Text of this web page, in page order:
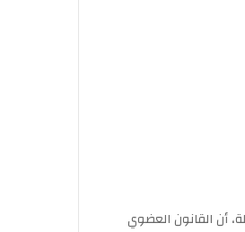
أن القانون العضوي